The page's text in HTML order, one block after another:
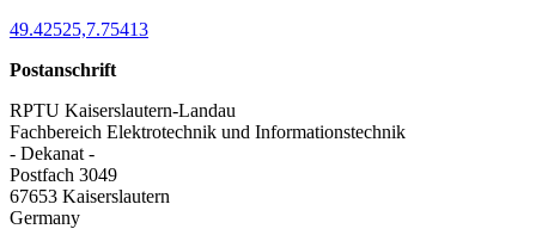
49.42525,7.75413
Postanschrift
RPTU Kaiserslautern-Landau
Fachbereich Elektrotechnik und Informationstechnik
- Dekanat -
Postfach 3049
67653 Kaiserslautern
Germany